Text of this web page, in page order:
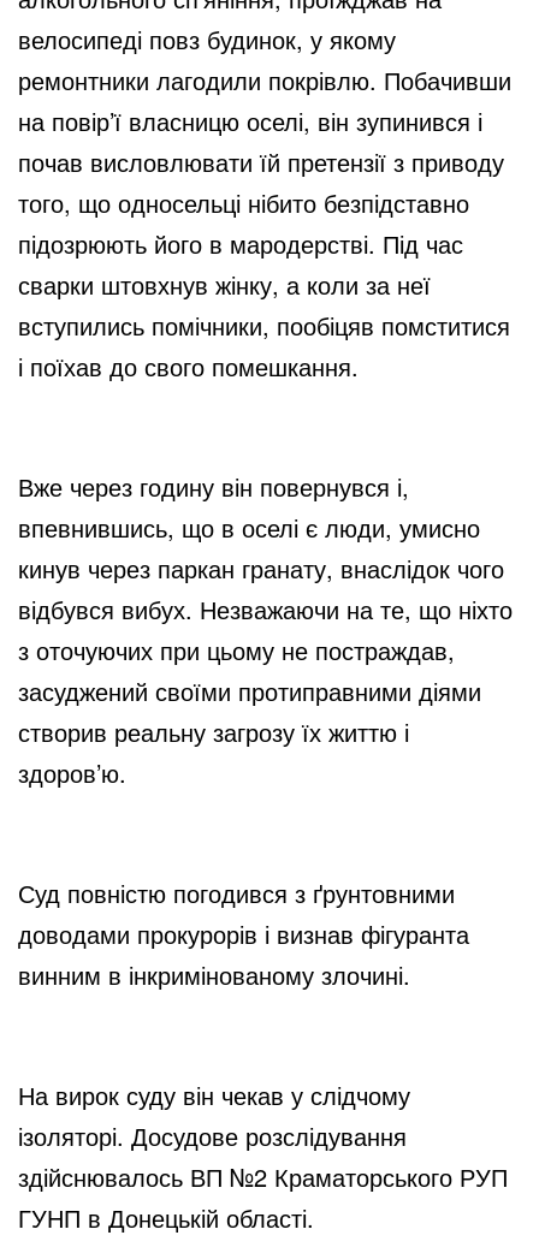
велосипеді повз будинок, у якому
ремонтники лагодили покрівлю. Побачивши
на повір’ї власницю оселі, він зупинився і
почав висловлювати їй претензії з приводу
того, що односельці нібито безпідставно
підозрюють його в мародерстві. Під час
сварки штовхнув жінку, а коли за неї
вступились помічники, пообіцяв помститися
і поїхав до свого помешкання.
Вже через годину він повернувся і,
впевнившись, що в оселі є люди, умисно
кинув через паркан гранату, внаслідок чого
відбувся вибух. Незважаючи на те, що ніхто
з оточуючих при цьому не постраждав,
засуджений своїми протиправними діями
створив реальну загрозу їх життю і
здоров’ю.
Суд повністю погодився з ґрунтовними
доводами прокурорів і визнав фігуранта
винним в інкримінованому злочині.
На вирок суду він чекав у слідчому
ізоляторі. Досудове розслідування
здійснювалось ВП №2 Краматорського РУП
ГУНП в Донецькій області.